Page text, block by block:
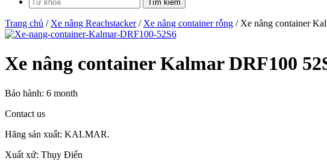
Trang chủ / Xe nâng Reachstacker/ Xe nâng container rỗng / Xe nâng container
Xe nâng container Kalmar DRF100
Bảo hành: 6 month
Contact us
Hãng sản xuất: KALMAR.
Xuất xứ: Thụy Điển